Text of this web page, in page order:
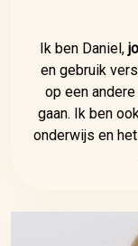
Ik ben Daniel,
en gebruik
op een
gaan. Ik ben
onderwijs en